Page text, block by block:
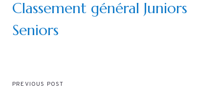
Classement général Juniors
Seniors
PREVIOUS POST